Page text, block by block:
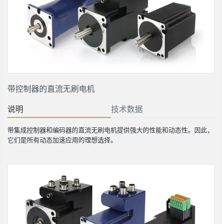
带控制器的直流无刷电机
说明 技术数据
带集成控制器和编码器的直流无刷电机提供强大的性能和动态性。因此，
它们是所有动态加速应用的理想选择。